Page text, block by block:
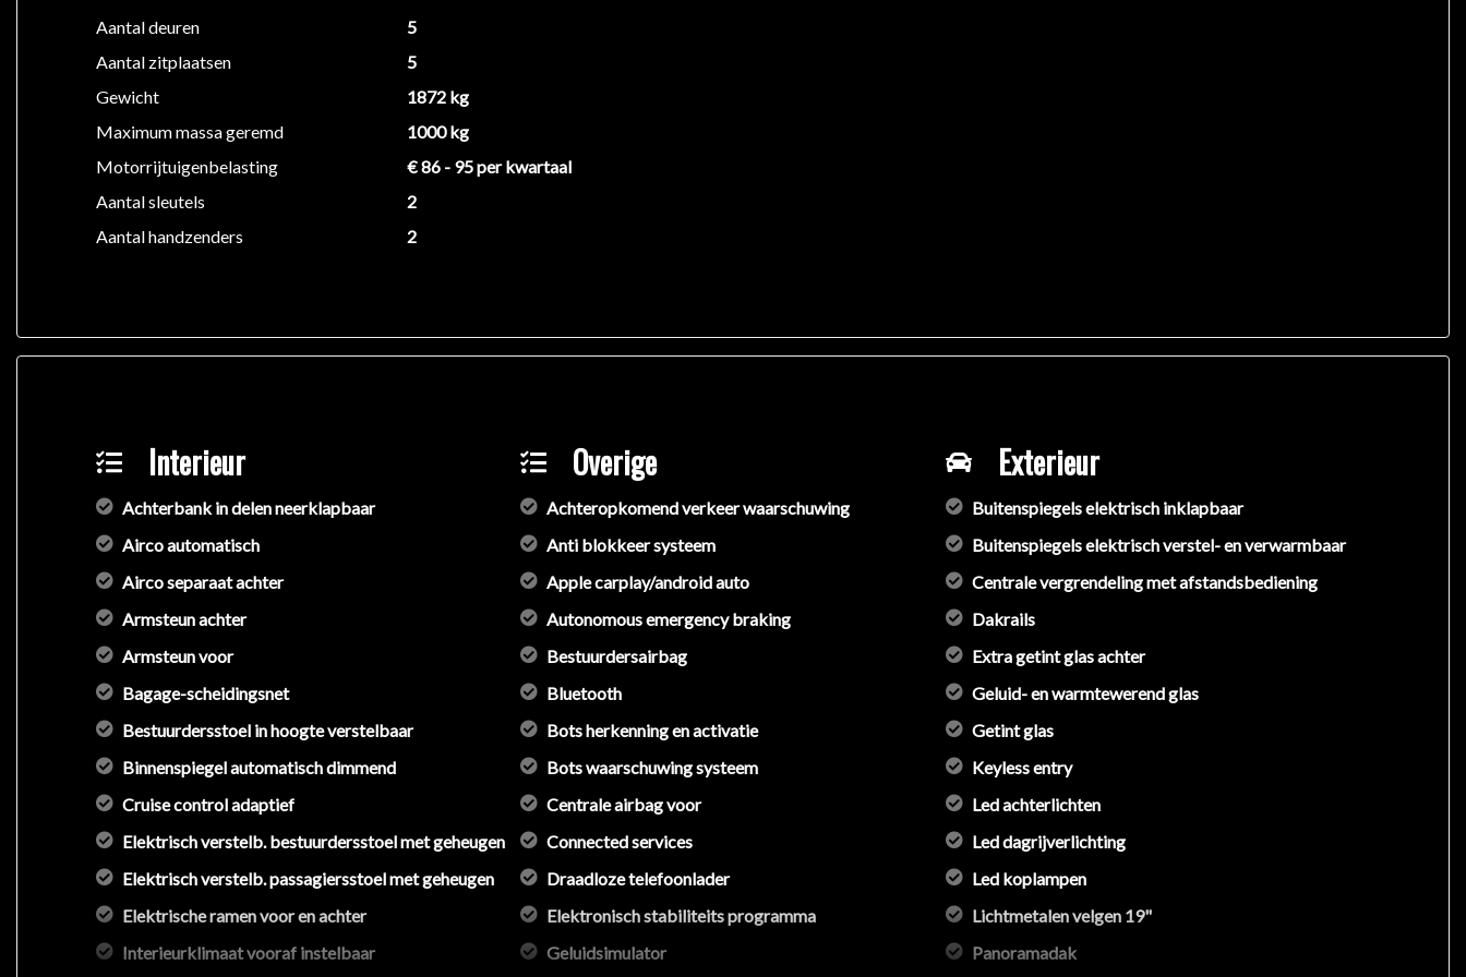
Aantal deuren
5
Aantal zitplaatsen
5
Gewicht
1872 kg
Maximum massa geremd
1000 kg
Motorrijtuigenbelasting
€ 86 - 95 per kwartaal
Aantal sleutels
2
Aantal handzenders
2
Interieur
Achterbank in delen neerklapbaar
Airco automatisch
Airco separaat achter
Armsteun achter
Armsteun voor
Bagage-scheidingsnet
Bestuurdersstoel in hoogte verstelbaar
Binnenspiegel automatisch dimmend
Cruise control adaptief
Elektrisch verstelb. bestuurdersstoel met geheugen
Elektrisch verstelb. passagiersstoel met geheugen
Elektrische ramen voor en achter
Interieurklimaat vooraf instelbaar
Overige
Achteropkomend verkeer waarschuwing
Anti blokkeer systeem
Apple carplay/android auto
Autonomous emergency braking
Bestuurdersairbag
Bluetooth
Bots herkenning en activatie
Bots waarschuwing systeem
Centrale airbag voor
Connected services
Draadloze telefoonlader
Elektronisch stabiliteits programma
Geluidsimulator
Exterieur
Buitenspiegels elektrisch inklapbaar
Buitenspiegels elektrisch verstel- en verwarmbaar
Centrale vergrendeling met afstandsbediening
Dakrails
Extra getint glas achter
Geluid- en warmtewerend glas
Getint glas
Keyless entry
Led achterlichten
Led dagrijverlichting
Led koplampen
Lichtmetalen velgen 19"
Panoramadak